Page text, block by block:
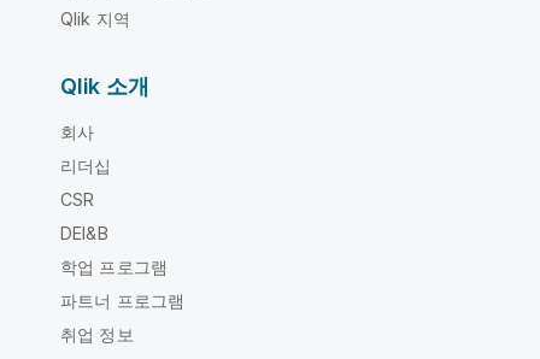
Qlik 지역
Qlik 소개
회사
리더십
CSR
DEI&B
학업 프로그램
파트너 프로그램
취업 정보